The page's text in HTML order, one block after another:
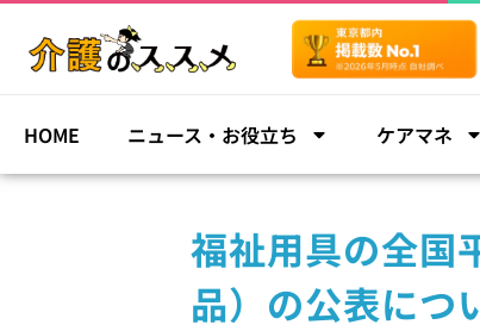
HOME ニュース・お役立ち ケアマネ
福祉用具の全国
品）の公表につ